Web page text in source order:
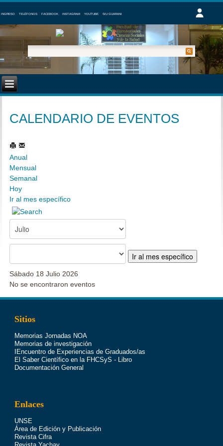
INGRESO TELÉFONOS FACEBOOK INSTAGRAM YOUTUBE SIU GUARANI
CALENDARIO DE EVENTOS
Anual
Mensual
Semanal
Hoy
Ir al mes específico
Ir al mes específico
Sábado 18 Julio 2026
No se encontraron eventos
Sitios
Memorias Jornadas NOA
Memorias de investigación
IEncuentro de Experiencias de Graduados/as
El Saber Científico en la FHCSyS - Libro
Documentación General
Enlaces
UNSE
Área de Edición y Publicación
Revista Cifra